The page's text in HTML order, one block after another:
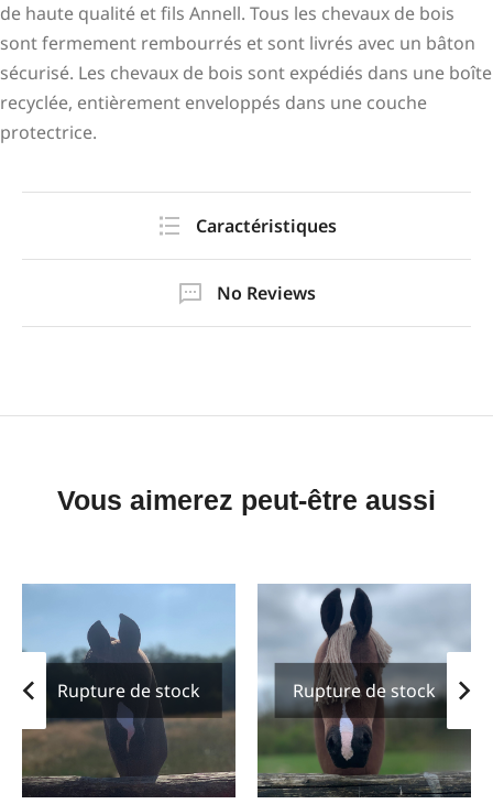
de haute qualité et fils Annell. Tous les chevaux de bois
sont fermement rembourrés et sont livrés avec un bâton
sécurisé. Les chevaux de bois sont expédiés dans une boîte
recyclée, entièrement enveloppés dans une couche
protectrice.
Caractéristiques
No Reviews
Vous aimerez peut-être aussi
Rupture de stock Rupture de stock